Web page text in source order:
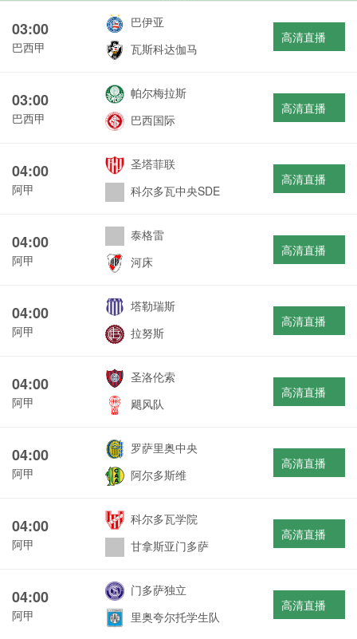
03:00
巴西甲
巴伊亚
瓦斯科达伽马
高清直播
03:00
巴西甲
帕尔梅拉斯
巴西国际
高清直播
04:00
阿甲
圣塔菲联
科尔多瓦中央SDE
高清直播
04:00
阿甲
泰格雷
河床
高清直播
04:00
阿甲
塔勒瑞斯
拉努斯
高清直播
04:00
阿甲
圣洛伦索
飓风队
高清直播
04:00
阿甲
罗萨里奥中央
阿尔多斯维
高清直播
04:00
阿甲
科尔多瓦学院
甘拿斯亚门多萨
高清直播
04:00
阿甲
门多萨独立
里奥夸尔托学生队
高清直播